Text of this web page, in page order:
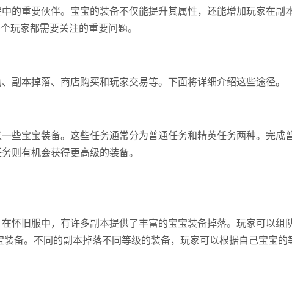
的重要伙伴。宝宝的装备不仅能提升其属性，还能增加玩家在副
玩家都需要关注的重要问题。
副本掉落、商店购买和玩家交易等。下面将详细介绍这些途径。
些宝宝装备。这些任务通常分为普通任务和精英任务两种。完成
则有机会获得更高级的装备。
怀旧服中，有许多副本提供了丰富的宝宝装备掉落。玩家可以组
备。不同的副本掉落不同等级的装备，玩家可以根据自己宝宝的